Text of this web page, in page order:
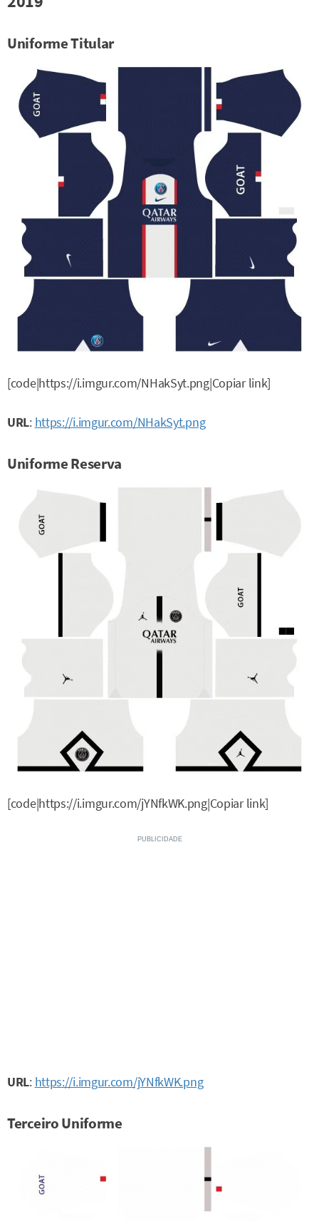
Uniforme Titular
[code|https://i.imgur.com/NHakSyt.png|Copiar link]
URL: https://i.imgur.com/NHakSyt.png
Uniforme Reserva
[code|https://i.imgur.com/jYNfkWK.png|Copiar link]
URL: https://i.imgur.com/jYNfkWK.png
Terceiro Uniforme